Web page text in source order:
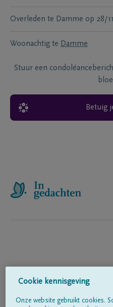
Overleden te Damme op 28/
Woonachtig te Damme
Stuur een
Betuig
Cookie kennisgeving
Onze website gebruikt cookies.